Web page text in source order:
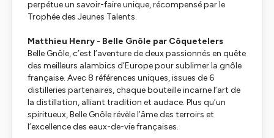
perpétue un savoir-faire unique, récompensé par le
Trophée des Jeunes Talents.
Matthieu Henry - Belle Gnôle par Côquetelers
Belle Gnôle, c’est l’aventure de deux passionnés en quête
des meilleurs alambics d’Europe pour sublimer la gnôle
française. Avec 8 références uniques, issues de 6
distilleries partenaires, chaque bouteille incarne l’art de
la distillation, alliant tradition et audace. Plus qu’un
spiritueux, Belle Gnôle révèle l’âme des terroirs et
l’excellence des eaux-de-vie françaises.